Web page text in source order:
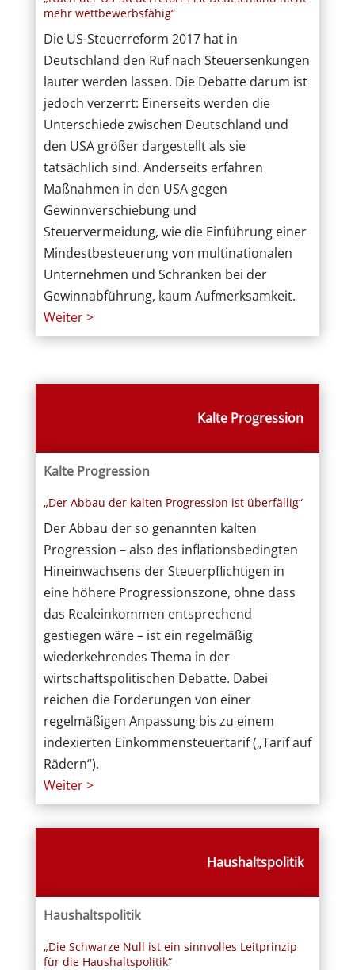
mehr wettbewerbsfähig“
Die US-Steuerreform 2017 hat in
Deutschland den Ruf nach Steuersenkungen
lauter werden lassen. Die Debatte darum ist
jedoch verzerrt: Einerseits werden die
Unterschiede zwischen Deutschland und
den USA größer dargestellt als sie
tatsächlich sind. Anderseits erfahren
Maßnahmen in den USA gegen
Gewinnverschiebung und
Steuervermeidung, wie die Einführung einer
Mindestbesteuerung von multinationalen
Unternehmen und Schranken bei der
Gewinnabführung, kaum Aufmerksamkeit.
Weiter >
Kalte Progression
Kalte Progression
„Der Abbau der kalten Progression ist überfällig“
Der Abbau der so genannten kalten
Progression – also des inflationsbedingten
Hineinwachsens der Steuerpflichtigen in
eine höhere Progressionszone, ohne dass
das Realeinkommen entsprechend
gestiegen wäre – ist ein regelmäßig
wiederkehrendes Thema in der
wirtschaftspolitischen Debatte. Dabei
reichen die Forderungen von einer
regelmäßigen Anpassung bis zu einem
indexierten Einkommensteuertarif („Tarif auf
Rädern“).
Weiter >
Haushaltspolitik
Haushaltspolitik
„Die Schwarze Null ist ein sinnvolles Leitprinzip
für die Haushaltspolitik“